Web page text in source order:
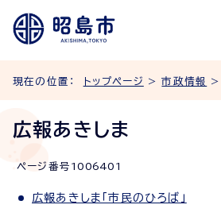
現在の位置： トップページ >市政情報 >
広報あきしま
ページ番号 1006401
広報あきしま「市民のひろば」